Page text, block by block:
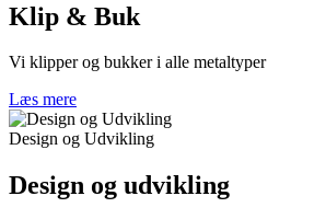
Klip & Buk
Vi klipper og bukker i alle metaltyper
Læs mere
Design og Udvikling
Design og udvikling